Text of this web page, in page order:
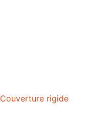
Couverture rigide